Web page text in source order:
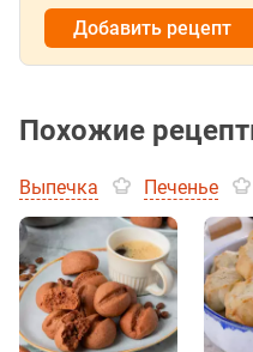
Добавить рецепт
Похожие
Выпечка Печенье